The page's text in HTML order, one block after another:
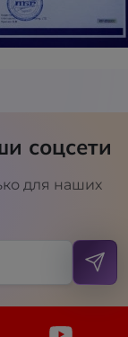
соцсети
для наших